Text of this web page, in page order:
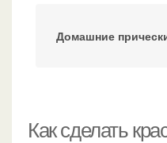
Домашние
условиях
Как сделать